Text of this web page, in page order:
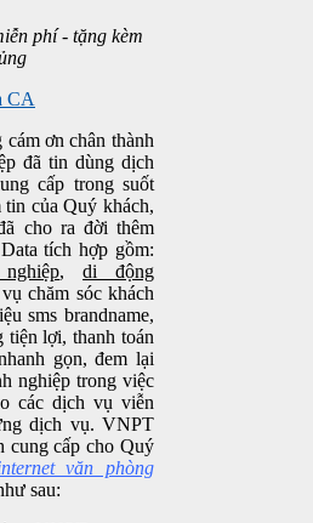
phí - tặng kèm
ơn chân thành
đã tin dùng dịch
cấp trong suốt
của Quý khách,
cho ra đời thêm
tích hợp gồm:
,di động
chăm sóc khách
sms brandname,
lợi, thanh toán
gọn, đem lại
nghiệp trong việc
các dịch vụ viễn
dịch vụ. VNPT
cung cấp cho Quý
văn phòng
sau: